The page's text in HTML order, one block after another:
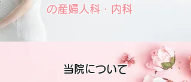
の産婦人科・内科
当院について